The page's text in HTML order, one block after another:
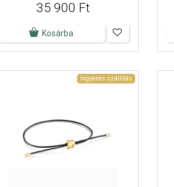
35 900 Ft
Kosárba
Ingyenes szállítás